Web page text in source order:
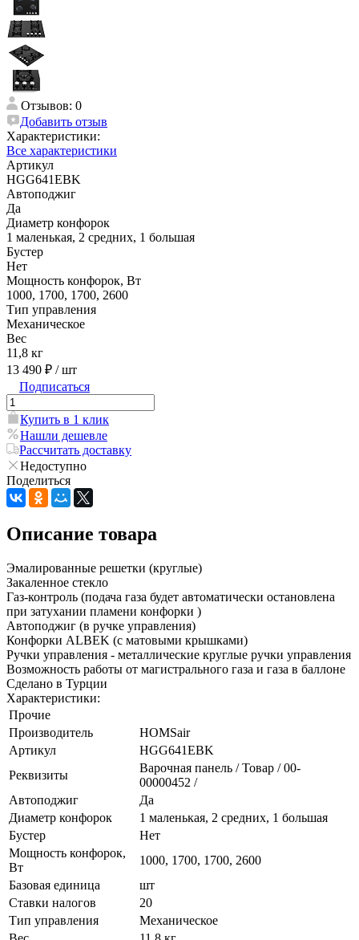
Отзывов: 0
Добавить отзыв
Характеристики:
Все характеристики
Артикул
HGG641EBK
Автоподжиг
Да
Диаметр конфорок
1 маленькая, 2 средних, 1 большая
Бустер
Нет
Мощность конфорок, Вт
1000, 1700, 1700, 2600
Тип управления
Механическое
Вес
11,8 кг
13 490 ₽ / шт
Подписаться
Купить в 1 клик
Нашли дешевле
Рассчитать доставку
Недоступно
Поделиться
Описание товара
Эмалированные решетки (круглые)
Закаленное стекло
Газ-контроль (подача газа будет автоматически остановлена
при затухании пламени конфорки )
Автоподжиг (в ручке управления)
Конфорки ALBEK (с матовыми крышками)
Ручки управления - металлические круглые ручки управления
Возможность работы от магистрального газа и газа в баллоне
Сделано в Турции
Характеристики:
Прочие
Производитель
HOMSair
Артикул
HGG641EBK
Реквизиты
Варочная панель / Товар / 00-
00000452 /
Автоподжиг
Да
Диаметр конфорок
1 маленькая, 2 средних, 1 большая
Бустер
Нет
Мощность конфорок,
Вт
1000, 1700, 1700, 2600
Базовая единица
шт
Ставки налогов
20
Тип управления
Механическое